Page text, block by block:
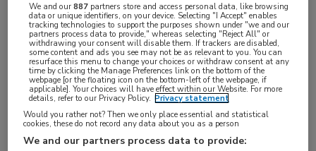
Adviseur
BRANCHE
Overige
AANSTELLING
Tijdelijk met uitzicht op vast
PLAATSINGSDATUM
11 december 2025
We and our887 partners store and access personal data, like browsing
data or unique identifiers, on your device. Selecting "I Accept" enables
tracking technologies to support the purposes shown under "we and our
partners process data to provide," whereas selecting "Reject All" or
withdrawing your consent will disable them. If trackers are disabled,
some content and ads you see may not be as relevant to you. You can
resurface this menu to change your choices or withdraw consent at any
time by clicking the Manage Preferences link on the bottom of the
webpage [or the floating icon on the bottom-left of the webpage, if
applicable]. Your choices will have effect within our Website. For more
details, refer to our Privacy Policy. Privacy statement
Would you rather not? Then we only place essential and statistical
cookies, these do not record any data about you as a person
We and our partners process data to provide: